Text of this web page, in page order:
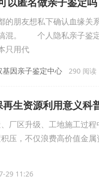
朋友想私下确认血缘关
混。 个人隐私亲子鉴定
只用代
基因亲子鉴定中心 290 阅
生资源利用意义科
厂区升级、工地施工过
压，不仅浪费高价值金属
29 11:26